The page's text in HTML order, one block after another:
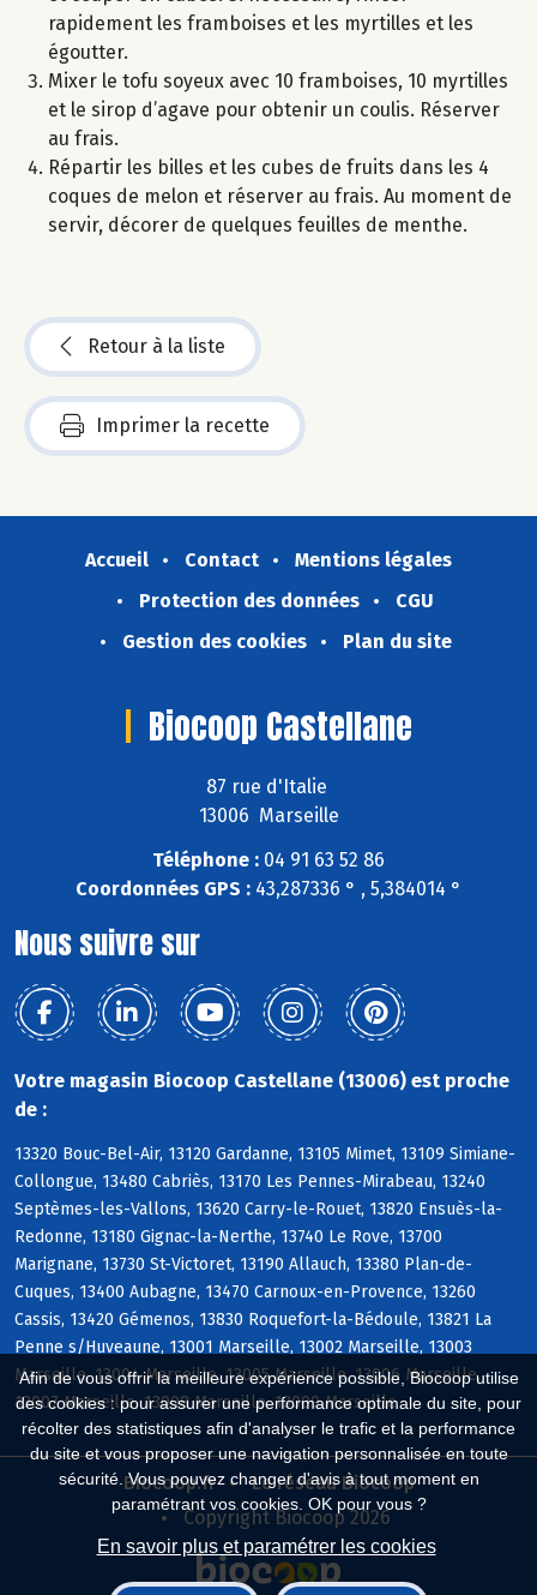
Afin de vous offrir la meilleure expérience possible, Biocoop utilise
des cookies : pour assurer une performance optimale du site, pour
récolter des statistiques afin d'analyser le trafic et la performance
du site et vous proposer une navigation personnalisée en toute
sécurité. Vous pouvez changer d'avis à tout moment en
paramétrant vos cookies. OK pour vous ?
En savoir plus et paramétrer les cookies
rapidement les framboises et les myrtilles et les
égoutter.
Mixer le tofu soyeux avec 10 framboises, 10 myrtilles
et le sirop d’agave pour obtenir un coulis. Réserver
au frais.
Répartir les billes et les cubes de fruits dans les 4
coques de melon et réserver au frais. Au moment de
servir, décorer de quelques feuilles de menthe.
Retour à la liste
Imprimer la recette
Accueil Contact
Mentions légales
Protection des données
CGU
Gestion des cookies
Plan du site
Biocoop Castellane
87 rue d'Italie
13006 Marseille
Téléphone : 04 91 63 52 86
Coordonnées GPS : 43,287336 ° , 5,384014 °
Nous suivre sur
Votre magasin Biocoop Castellane (13006) est proche
de :
13320 Bouc-Bel-Air, 13120 Gardanne, 13105 Mimet, 13109 Simiane-
Collongue, 13480 Cabriès, 13170 Les Pennes-Mirabeau, 13240
Septèmes-les-Vallons, 13620 Carry-le-Rouet, 13820 Ensuès-la-
Redonne, 13180 Gignac-la-Nerthe, 13740 Le Rove, 13700
Marignane, 13730 St-Victoret, 13190 Allauch, 13380 Plan-de-
Cuques, 13400 Aubagne, 13470 Carnoux-en-Provence, 13260
Cassis, 13420 Gémenos, 13830 Roquefort-la-Bédoule, 13821 La
Penne s/Huveaune, 13001 Marseille, 13002 Marseille, 13003
Marseille, 13004 Marseille, 13005 Marseille, 13006 Marseille,
13007 Marseille, 13008 Marseille, 13009 Marseille
Biocoop.fr
Le réseau Biocoop
Copyright Biocoop 2026